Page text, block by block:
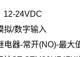
12-24VDC
拟/数字输入
电器-常开(NO)-最大